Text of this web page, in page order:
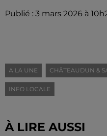
Publié : 3 mars 2026 à
A LA UNE CHÂTEAUDUN &
INFO LOCALE
À LIRE AUSSI